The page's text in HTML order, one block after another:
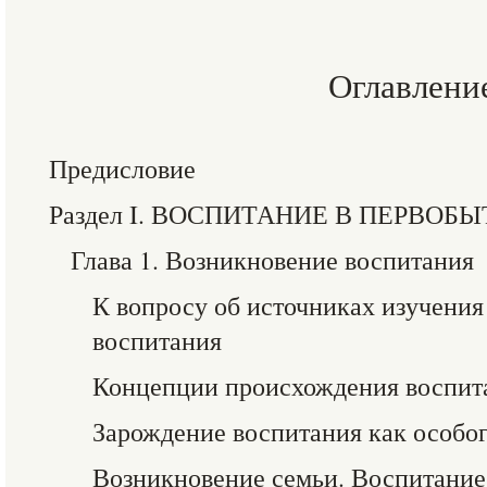
Предисловие
Раздел I. ВОСПИТАНИЕ В
Глава 1. Возникновение воспитания
К вопросу об источниках
воспитания
Концепции происхождения
Зарождение воспитания как
Возникновение семьи.